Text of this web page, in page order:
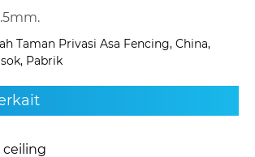
Taman Privasi Asa Fencing, China,
Pabrik
ceiling